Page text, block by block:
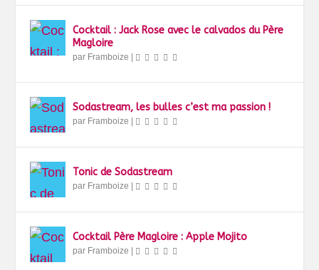
Cocktail : Jack Rose avec le calvados du Père
Magloire
par Framboize |
Sodastream, les bulles c’est ma passion !
par Framboize |
Tonic de Sodastream
par Framboize |
Cocktail Père Magloire : Apple Mojito
par Framboize |